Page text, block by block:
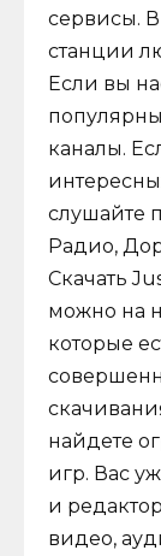
сервисы.
станции
Если вы
каналы.
слушайте
Радио,
Скачать
можно на
которые
найдете
игр. Вас
и
видео,